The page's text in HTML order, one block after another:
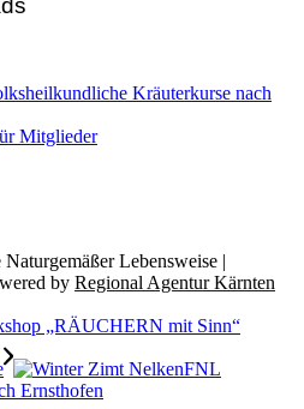
Kräuterkurse nach
Mitglieder
Lebensweise |
by Regional Agentur Kärnten
„RÄUCHERN mit Sinn“
FNL
Ernsthofen